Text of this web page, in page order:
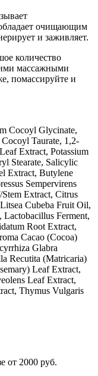
очищающим
и заживляет.
количество
массажными
помассируйте и
Cocoyl Glycinate,
Taurate, 1,2-
Extract, Potassium
Stearate, Salicylic
Extract, Butylene
Sempervirens
Extract, Citrus
Cubeba Fruit Oil,
Ferment,
Root Extract,
Cacao (Cocoa)
Glabra
Recutita (Matricaria)
Leaf Extract,
Leaf Extract,
Thymus Vulgaris
от 2000 руб.